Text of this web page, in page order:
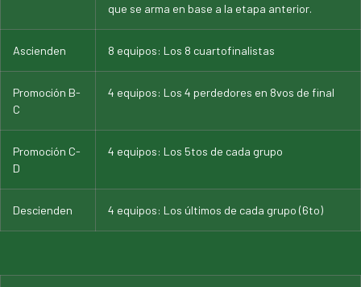
que se arma en base a la etapa anterior.
Ascienden 8 equipos: Los 8 cuartofinalistas
Promoción B-
C
4 equipos: Los 4 perdedores en 8vos de final
Promoción C-
D
4 equipos: Los 5tos de cada grupo
Descienden 4 equipos: Los últimos de cada grupo (6to)